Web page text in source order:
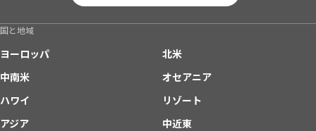
国と地域
ヨーロッパ
北米
中南米
オセアニア
ハワイ
リゾート
アジア
中近東